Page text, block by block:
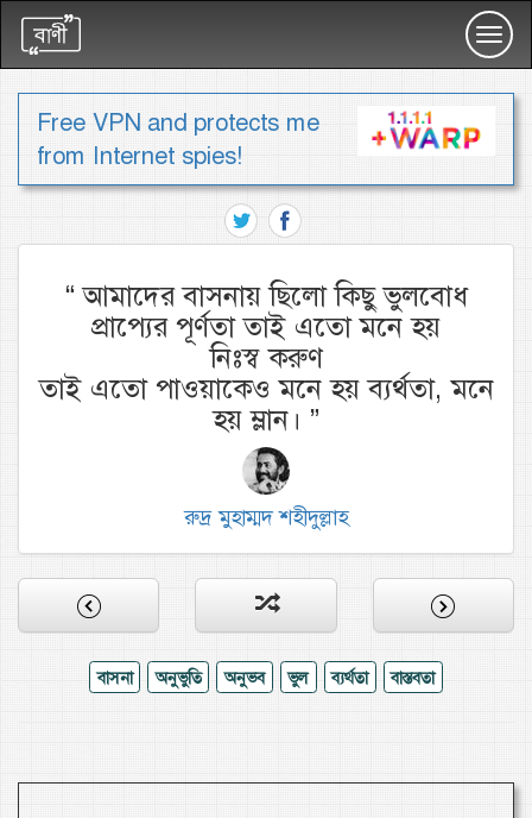
Free VPN and protects me
from Internet spies!
“আমাদের বাসনায় ছিলো কিছু ভুলবোধ
প্রাপ্যের পূর্ণতা তাই এতো মনে হয়
নিঃস্ব করুণ
তাই এতো পাওয়াকেও মনে হয় ব্যর্থতা, মনে
হয় ম্লান। ”
রুদ্র মুহাম্মদ শহীদুল্লাহ
বাসনা অনুভুতি অনুভব ভুল ব্যর্থতা বাস্তবতা